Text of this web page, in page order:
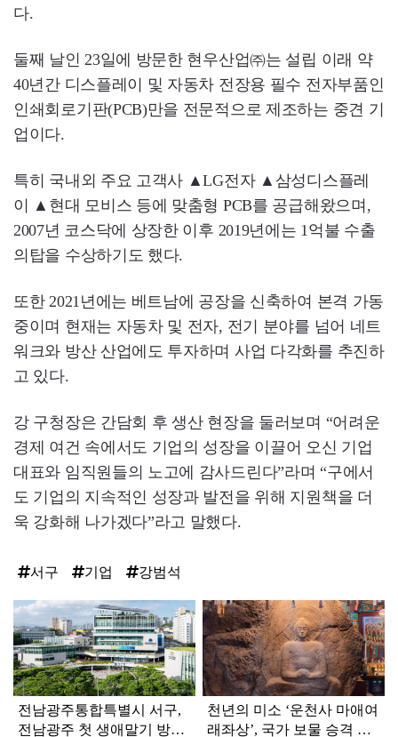
다.
둘째 날인 23일에 방문한 현우산업㈜는 설립 이래 약
40년간 디스플레이 및 자동차 전장용 필수 전자부품인
인쇄회로기판(PCB)만을 전문적으로 제조하는 중견 기
업이다.
특히 국내외 주요 고객사 ▲LG전자 ▲삼성디스플레
이 ▲현대 모비스 등에 맞춤형 PCB를 공급해왔으며,
2007년 코스닥에 상장한 이후 2019년에는 1억불 수출
의탑을 수상하기도 했다.
또한 2021년에는 베트남에 공장을 신축하여 본격 가동
중이며 현재는 자동차 및 전자, 전기 분야를 넘어 네트
워크와 방산 산업에도 투자하며 사업 다각화를 추진하
고 있다.
강 구청장은 간담회 후 생산 현장을 둘러보며 “어려운
경제 여건 속에서도 기업의 성장을 이끌어 오신 기업
대표와 임직원들의 노고에 감사드린다”라며 “구에서
도 기업의 지속적인 성장과 발전을 위해 지원책을 더
욱 강화해 나가겠다”라고 말했다.
서구 기업 강범석
탑
라
인
전남광주통합특별시 서구,
전남광주 첫 생애말기 방문
천년의 미소 ‘운천사 마애여
래좌상’, 국가 보물 승격 도